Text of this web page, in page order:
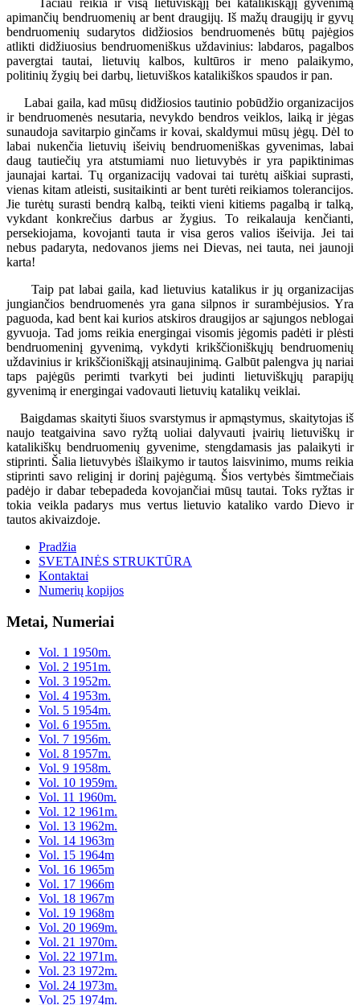
apimančių bendruomenių ar bent draugijų. Iš mažų draugijų ir gyvų
bendruomenių sudarytos didžiosios bendruomenės būtų pajėgios
atlikti didžiuosius bendruomeniškus uždavinius: labdaros, pagalbos
pavergtai tautai, lietuvių kalbos, kultūros ir meno palaikymo,
politinių žygių bei darbų, lietuviškos katalikiškos spaudos ir pan.
Labai gaila, kad mūsų didžiosios tautinio pobūdžio organizacijos
ir bendruomenės nesutaria, nevykdo bendros veiklos, laiką ir jėgas
sunaudoja savitarpio ginčams ir kovai, skaldymui mūsų jėgų. Dėl to
labai nukenčia lietuvių išeivių bendruomeniškas gyvenimas, labai
daug tautiečių yra atstumiami nuo lietuvybės ir yra papiktinimas
jaunajai kartai. Tų organizacijų vadovai tai turėtų aiškiai suprasti,
vienas kitam atleisti, susitaikinti ar bent turėti reikiamos tolerancijos.
Jie turėtų surasti bendrą kalbą, teikti vieni kitiems pagalbą ir talką,
vykdant konkrečius darbus ar žygius. To reikalauja kenčianti,
persekiojama, kovojanti tauta ir visa geros valios išeivija. Jei tai
nebus padaryta, nedovanos jiems nei Dievas, nei tauta, nei jaunoji
karta!
Taip pat labai gaila, kad lietuvius katalikus ir jų organizacijas
jungiančios bendruomenės yra gana silpnos ir surambėjusios. Yra
paguoda, kad bent kai kurios atskiros draugijos ar sąjungos neblogai
gyvuoja. Tad joms reikia energingai visomis jėgomis padėti ir plėsti
bendruomeninį gyvenimą, vykdyti krikščioniškųjų bendruomenių
uždavinius ir krikščioniškąjį atsinaujinimą. Galbūt palengva jų nariai
taps pajėgūs perimti tvarkyti bei judinti lietuviškųjų parapijų
gyvenimą ir energingai vadovauti lietuvių katalikų veiklai.
Baigdamas skaityti šiuos svarstymus ir apmąstymus, skaitytojas iš
naujo teatgaivina savo ryžtą uoliai dalyvauti įvairių lietuviškų ir
katalikiškų bendruomenių gyvenime, stengdamasis jas palaikyti ir
stiprinti. Šalia lietuvybės išlaikymo ir tautos laisvinimo, mums reikia
stiprinti savo religinį ir dorinį pajėgumą. Šios vertybės šimtmečiais
padėjo ir dabar tebepadeda kovojančiai mūsų tautai. Toks ryžtas ir
tokia veikla padarys mus vertus lietuvio kataliko vardo Dievo ir
tautos akivaizdoje.
Pradžia
SVETAINĖS STRUKTŪRA
Kontaktai
Numerių kopijos
Metai, Numeriai
Vol. 1 1950m.
Vol. 2 1951m.
Vol. 3 1952m.
Vol. 4 1953m.
Vol. 5 1954m.
Vol. 6 1955m.
Vol. 7 1956m.
Vol. 8 1957m.
Vol. 9 1958m.
Vol. 10 1959m.
Vol. 11 1960m.
Vol. 12 1961m.
Vol. 13 1962m.
Vol. 14 1963m
Vol. 15 1964m
Vol. 16 1965m
Vol. 17 1966m
Vol. 18 1967m
Vol. 19 1968m
Vol. 20 1969m.
Vol. 21 1970m.
Vol. 22 1971m.
Vol. 23 1972m.
Vol. 24 1973m.
Vol. 25 1974m.